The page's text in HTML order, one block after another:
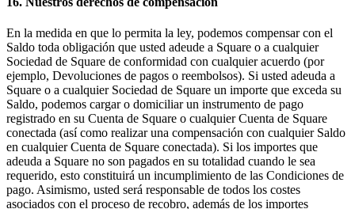
En la medida en que lo permita la ley, podemos compensar con el
Saldo toda obligación que usted adeude a Square o a cualquier
Sociedad de Square de conformidad con cualquier acuerdo (por
ejemplo, Devoluciones de pagos o reembolsos). Si usted adeuda a
Square o a cualquier Sociedad de Square un importe que exceda su
Saldo, podemos cargar o domiciliar un instrumento de pago
registrado en su Cuenta de Square o cualquier Cuenta de Square
conectada (así como realizar una compensación con cualquier Saldo
en cualquier Cuenta de Square conectada). Si los importes que
adeuda a Square no son pagados en su totalidad cuando le sea
requerido, esto constituirá un incumplimiento de las Condiciones de
pago. Asimismo, usted será responsable de todos los costes
asociados con el proceso de recobro, además de los importes